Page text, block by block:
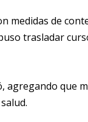
medidas de
trasladar
agregando que